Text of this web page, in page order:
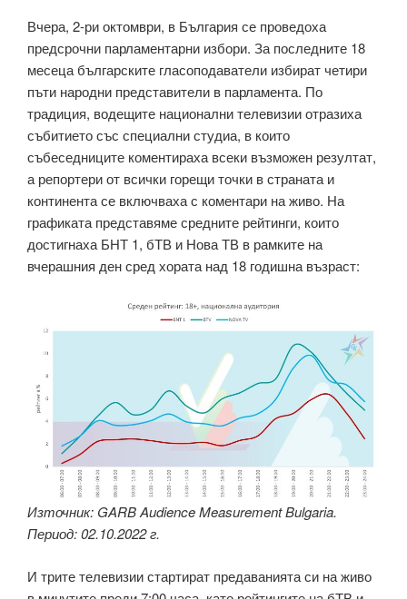
Вчера, 2-ри октомври, в България се проведоха
предсрочни парламентарни избори. За последните 18
месеца българските гласоподаватели избират четири
пъти народни представители в парламента. По
традиция, водещите национални телевизии отразиха
събитието със специални студиа, в които
събеседниците коментираха всеки възможен резултат,
а репортери от всички горещи точки в страната и
континента се включваха с коментари на живо. На
графиката представяме средните рейтинги, които
достигнаха БНТ 1, бТВ и Нова ТВ в рамките на
вчерашния ден сред хората над 18 годишна възраст:
Източник: GARB Audience Measurement Bulgaria.
Период: 02.10.2022 г.
И трите телевизии стартират предаванията си на живо